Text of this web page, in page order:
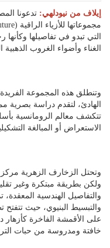
إيلاف من نيودلهي: تدعونا
التي تبدو في تفاصيلها
الغناء وأضواء الغروب الذهبية
وتنطلق هذه المجموعة
الهادئ، لتقدم دراسة بصرية
تتكشف معالم الرومانسية
الاستعراض أو المبالغة
وتحتل الزخارف الزهرية
ولكن بطريقة مبتكرة وغير
والتفاصيل الهندسية المعقدة،
والتبسيط البنيوي، حيث تتفتح
على الأقمشة الفاخرة كأزهار
خافتة ومدروسة من حبات